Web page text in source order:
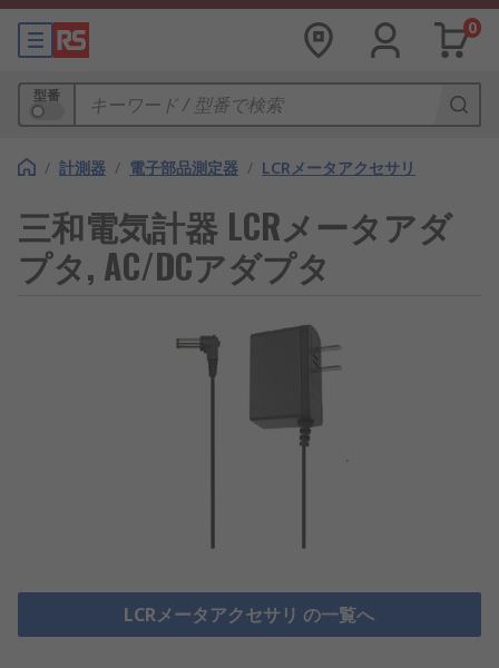
0
型番
/ 計測器 / 電子部品測定器 / LCRメータアクセサリ
三和電気計器 LCRメータアダ
プタ, AC/DCアダプタ
LCRメータアクセサリ の一覧へ